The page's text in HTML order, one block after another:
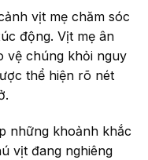
vịt mẹ chăm sóc
động. Vịt mẹ ân
vệ chúng khỏi nguy
thể hiện rõ nét
những khoảnh khắc
vịt đang nghiêng